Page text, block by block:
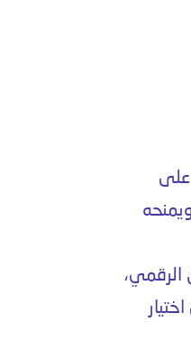
على
الرقمي،